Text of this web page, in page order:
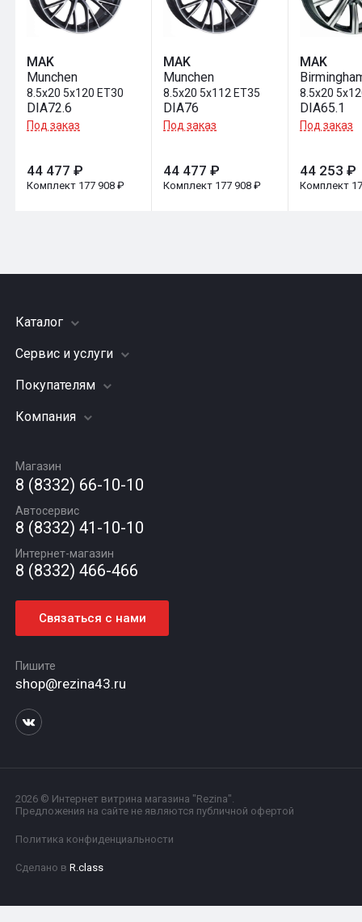
MAK
Munchen
8.5x20 5x120 ET30
DIA72.6
Под заказ
44 477 ₽
Комплект 177 908 ₽
MAK
Munchen
8.5x20 5x112 ET35
DIA76
Под заказ
44 477 ₽
Комплект 177 908 ₽
MAK
8.5x20
DIA65.1
Под заказ
44 253 ₽
Комплект
Каталог
Шины
Грузовые шины
Диски
Автомасла
Сервис и услуги
Заправка кондиционера
Подвеска (ходовая часть)
Шиномонтаж
Покупателям
Акции
Гарантии и возврат
Компания
Вакансии
Новости
Статьи
Контакты
Магазин
8 (8332) 66-10-10
Автосервис
8 (8332) 41-10-10
Интернет-магазин
8 (8332) 466-466
Связаться с нами
Пишите
shop@rezina43.ru
2026 © Интернет витрина магазина "Rezina".
Предложения на сайте не являются публичной офертой
Политика конфиденциальности
Сделано в R.class